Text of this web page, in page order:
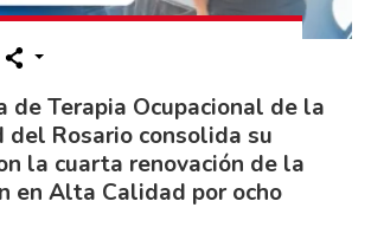
de Terapia Ocupacional de la
del Rosario consolida su
la cuarta renovación de la
en Alta Calidad por ocho